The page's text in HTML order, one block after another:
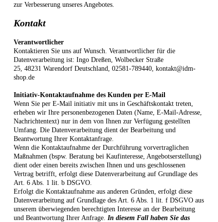
zur Verbesserung unseres Angebotes.
Kontakt
Verantwortlicher
Kontaktieren Sie uns auf Wunsch. Verantwortlicher für die
Datenverarbeitung ist: Ingo Dreßen, Wolbecker Straße
25, 48231 Warendorf Deutschland, 02581-789440, kontakt@idm-
shop.de
Initiativ-Kontaktaufnahme des Kunden per E-Mail
Wenn Sie per E-Mail initiativ mit uns in Geschäftskontakt treten,
erheben wir Ihre personenbezogenen Daten (Name, E-Mail-Adresse,
Nachrichtentext) nur in dem von Ihnen zur Verfügung gestellten
Umfang. Die Datenverarbeitung dient der Bearbeitung und
Beantwortung Ihrer Kontaktanfrage.
Wenn die Kontaktaufnahme der Durchführung vorvertraglichen
Maßnahmen (bspw. Beratung bei Kaufinteresse, Angebotserstellung)
dient oder einen bereits zwischen Ihnen und uns geschlossenen
Vertrag betrifft, erfolgt diese Datenverarbeitung auf Grundlage des
Art. 6 Abs. 1 lit. b DSGVO.
Erfolgt die Kontaktaufnahme aus anderen Gründen, erfolgt diese
Datenverarbeitung auf Grundlage des Art. 6 Abs. 1 lit. f DSGVO aus
unserem überwiegenden berechtigten Interesse an der Bearbeitung
und Beantwortung Ihrer Anfrage. In diesem Fall haben Sie das